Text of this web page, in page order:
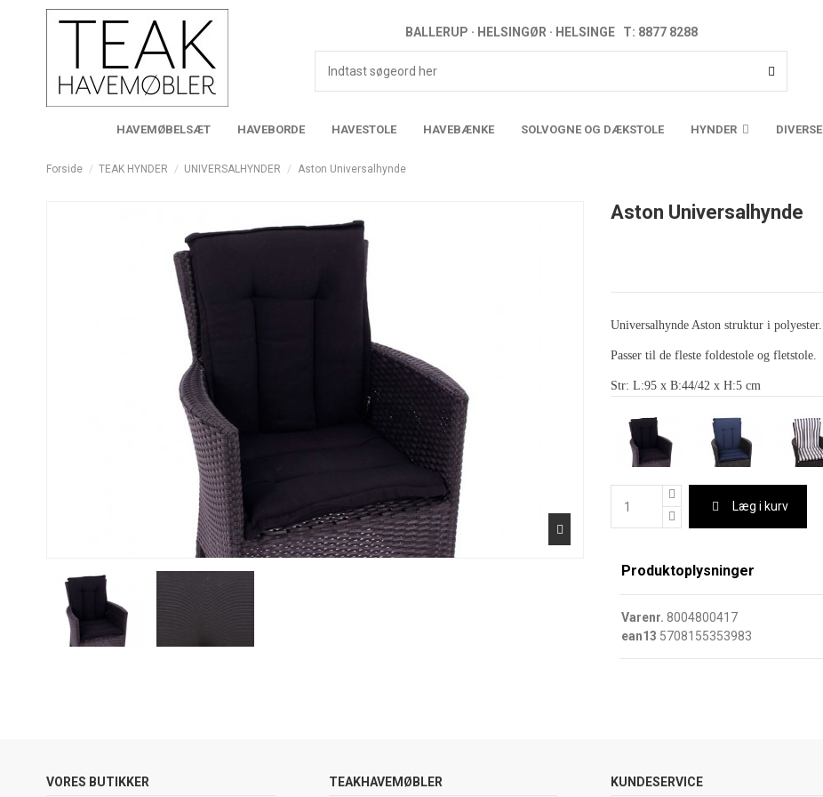
BALLERUP · HELSINGØR · HELSINGE T: 8877 8288
HAVEMØBELSÆT HAVEBORDE HAVESTOLE HAVEBÆNKE SOLVOGNE OG DÆKSTOLE HYNDER DIVERSE
Forside TEAK HYNDER UNIVERSALHYNDER Aston Universalhynde
Aston Universalhynde
Universalhynde Aston struktur i polyester.
Passer til de fleste foldestole og fletstole.
Str: L:95 x B:44/42 x H:5 cm
Læg i kurv
Produktoplysninger
Varenr. 8004800417
ean13 5708155353983
VORES BUTIKKER TEAKHAVEMØBLER KUNDESERVICE